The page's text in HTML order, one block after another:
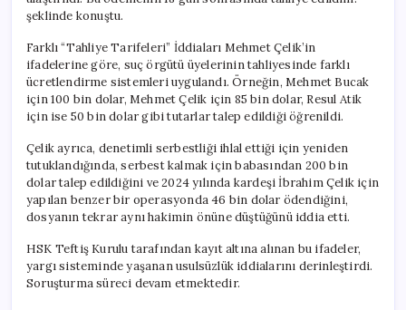
şeklinde konuştu.
Farklı “Tahliye Tarifeleri” İddiaları Mehmet Çelik’in
ifadelerine göre, suç örgütü üyelerinin tahliyesinde farklı
ücretlendirme sistemleri uygulandı. Örneğin, Mehmet Bucak
için 100 bin dolar, Mehmet Çelik için 85 bin dolar, Resul Atik
için ise 50 bin dolar gibi tutarlar talep edildiği öğrenildi.
Çelik ayrıca, denetimli serbestliği ihlal ettiği için yeniden
tutuklandığında, serbest kalmak için babasından 200 bin
dolar talep edildiğini ve 2024 yılında kardeşi İbrahim Çelik için
yapılan benzer bir operasyonda 46 bin dolar ödendiğini,
dosyanın tekrar aynı hakimin önüne düştüğünü iddia etti.
HSK Teftiş Kurulu tarafından kayıt altına alınan bu ifadeler,
yargı sisteminde yaşanan usulsüzlük iddialarını derinleştirdi.
Soruşturma süreci devam etmektedir.